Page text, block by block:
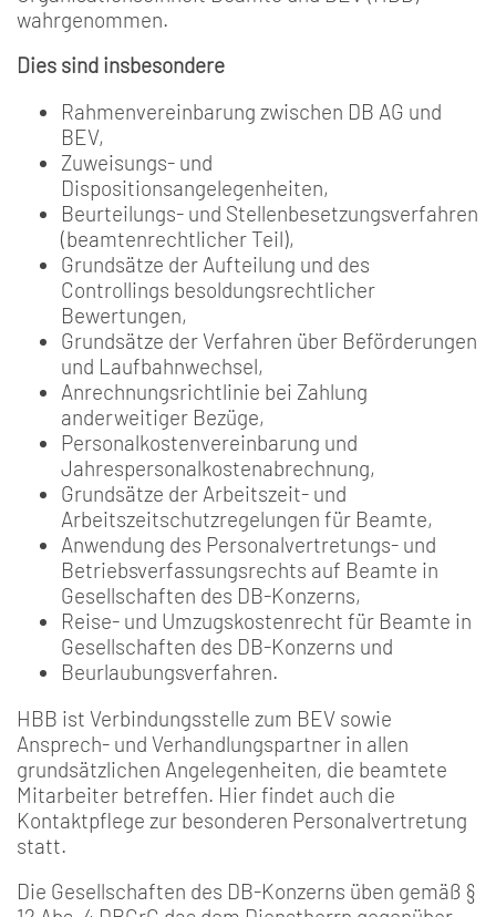
wahrgenommen.
Dies sind insbesondere
Rahmenvereinbarung zwischen DB AG und
BEV,
Zuweisungs- und
Dispositionsangelegenheiten,
Beurteilungs- und Stellenbesetzungsverfahren
(beamtenrechtlicher Teil),
Grundsätze der Aufteilung und des
Controllings besoldungsrechtlicher
Bewertungen,
Grundsätze der Verfahren über Beförderungen
und Laufbahnwechsel,
Anrechnungsrichtlinie bei Zahlung
anderweitiger Bezüge,
Personalkostenvereinbarung und
Jahrespersonalkostenabrechnung,
Grundsätze der Arbeitszeit- und
Arbeitszeitschutzregelungen für Beamte,
Anwendung des Personalvertretungs- und
Betriebsverfassungsrechts auf Beamte in
Gesellschaften des DB-Konzerns,
Reise- und Umzugskostenrecht für Beamte in
Gesellschaften des DB-Konzerns und
Beurlaubungsverfahren.
HBB ist Verbindungsstelle zum BEV sowie
Ansprech- und Verhandlungspartner in allen
grundsätzlichen Angelegenheiten, die beamtete
Mitarbeiter betreffen. Hier findet auch die
Kontaktpflege zur besonderen Personalvertretung
statt.
Die Gesellschaften des DB-Konzerns üben gemäß §